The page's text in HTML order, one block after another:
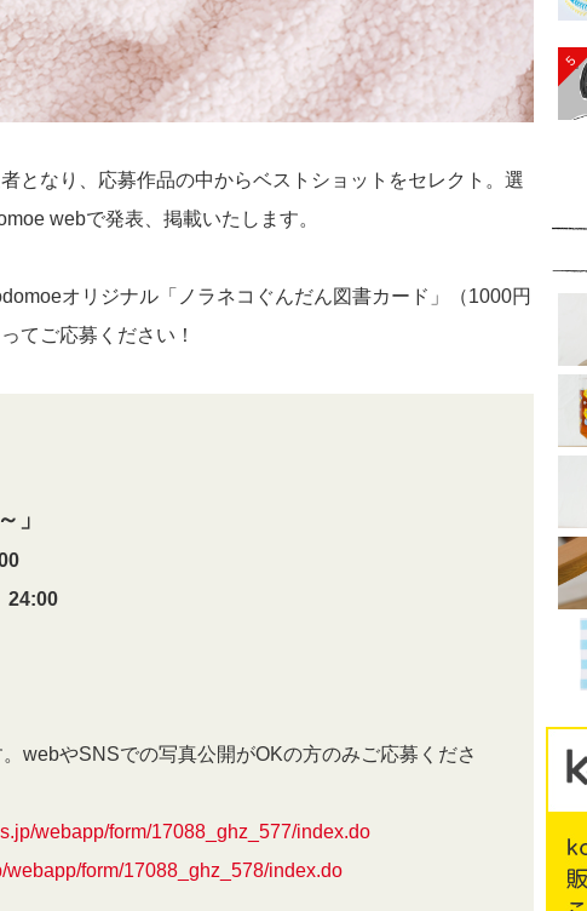
となり、応募作品の中からベストショットをセレクト。選
webで発表、掲載いたします。
オリジナル「ノラネコぐんだん図書カード」（1000円
てご応募ください！
」
24:00
webやSNSでの写真公開がOKの方のみご応募くださ
webapp/form/17088_ghz_577/index.do
webapp/form/17088_ghz_578/index.do
5